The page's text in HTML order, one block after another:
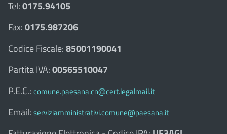
Tel:0175.94105
Fax:0175.987206
Codice Fiscale:85001190041
Partita IVA:00565510047
P.E.C.: comune.paesana.cn@cert.legalmail.it
Email: serviziamministrativi.comune@paesana.it